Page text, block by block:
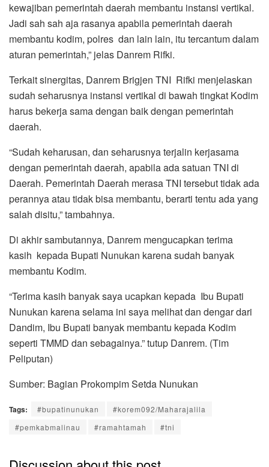
kewajiban pemerintah daerah membantu instansi vertikal.
Jadi sah sah aja rasanya apabila pemerintah daerah
membantu kodim, polres dan lain lain, itu tercantum dalam
aturan pemerintah,” jelas Danrem Rifki.
Terkait sinergitas, Danrem Brigjen TNI Rifki menjelaskan
sudah seharusnya instansi vertikal di bawah tingkat Kodim
harus bekerja sama dengan baik dengan pemerintah
daerah.
“Sudah keharusan, dan seharusnya terjalin kerjasama
dengan pemerintah daerah, apabila ada satuan TNI di
Daerah. Pemerintah Daerah merasa TNI tersebut tidak ada
perannya atau tidak bisa membantu, berarti tentu ada yang
salah disitu,” tambahnya.
Di akhir sambutannya, Danrem mengucapkan terima
kasih kepada Bupati Nunukan karena sudah banyak
membantu Kodim.
“Terima kasih banyak saya ucapkan kepada Ibu Bupati
Nunukan karena selama ini saya melihat dan dengar dari
Dandim, Ibu Bupati banyak membantu kepada Kodim
seperti TMMD dan sebagainya.” tutup Danrem. (Tim
Peliputan)
Sumber: Bagian Prokompim Setda Nunukan
Tags: #bupatinunukan
#korem092/Maharajalila
#pemkabmalinau
#ramahtamah #tni